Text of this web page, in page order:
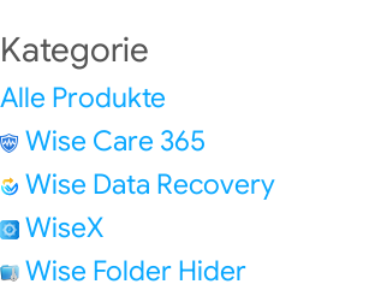
Kategorie
Alle Produkte
Wise Care 365
Wise Data Recovery
WiseX
Wise Folder Hider